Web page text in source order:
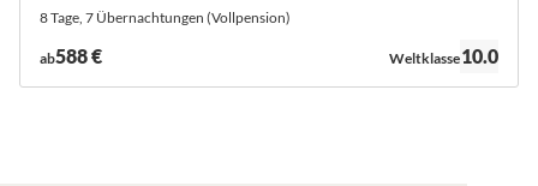
8 Tage, 7 Übernachtungen (Vollpension)
ab588 € Bewertung:
Weltklasse10.0